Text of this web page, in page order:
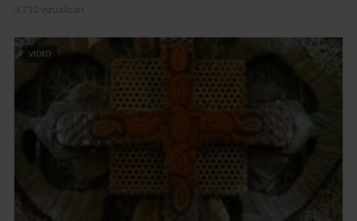
3.712 vizualizari
VIDEO